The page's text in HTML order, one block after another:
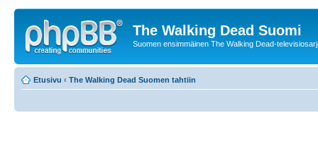
The Walking Dead Suomi
Suomen ensimmäinen The Walking Dead-
Etusivu ‹ The Walking Dead Suomen tahtiin